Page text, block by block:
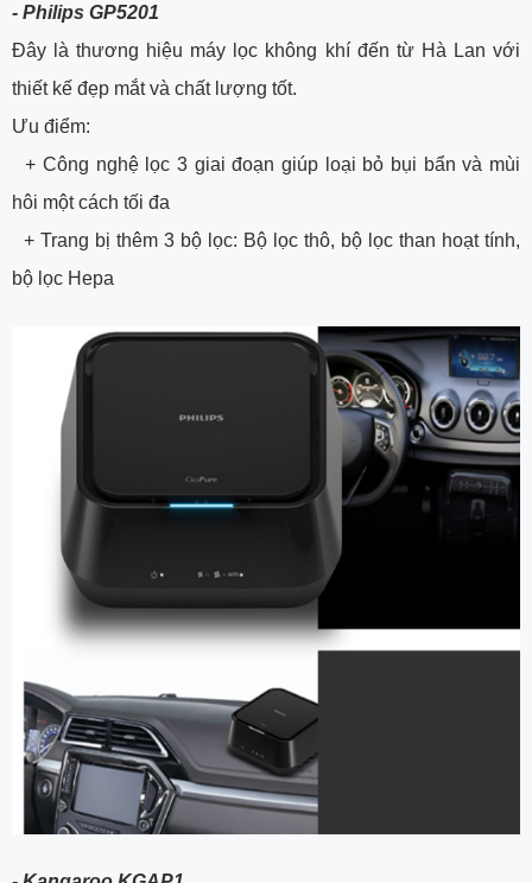
- Philips GP5201
Đây là thương hiệu máy lọc không khí đến từ Hà Lan với
thiết kế đẹp mắt và chất lượng tốt.
Ưu điểm:
+ Công nghệ lọc 3 giai đoạn giúp loại bỏ bụi bẩn và mùi
hôi một cách tối đa
+ Trang bị thêm 3 bộ lọc: Bộ lọc thô, bộ lọc than hoạt tính,
bộ lọc Hepa